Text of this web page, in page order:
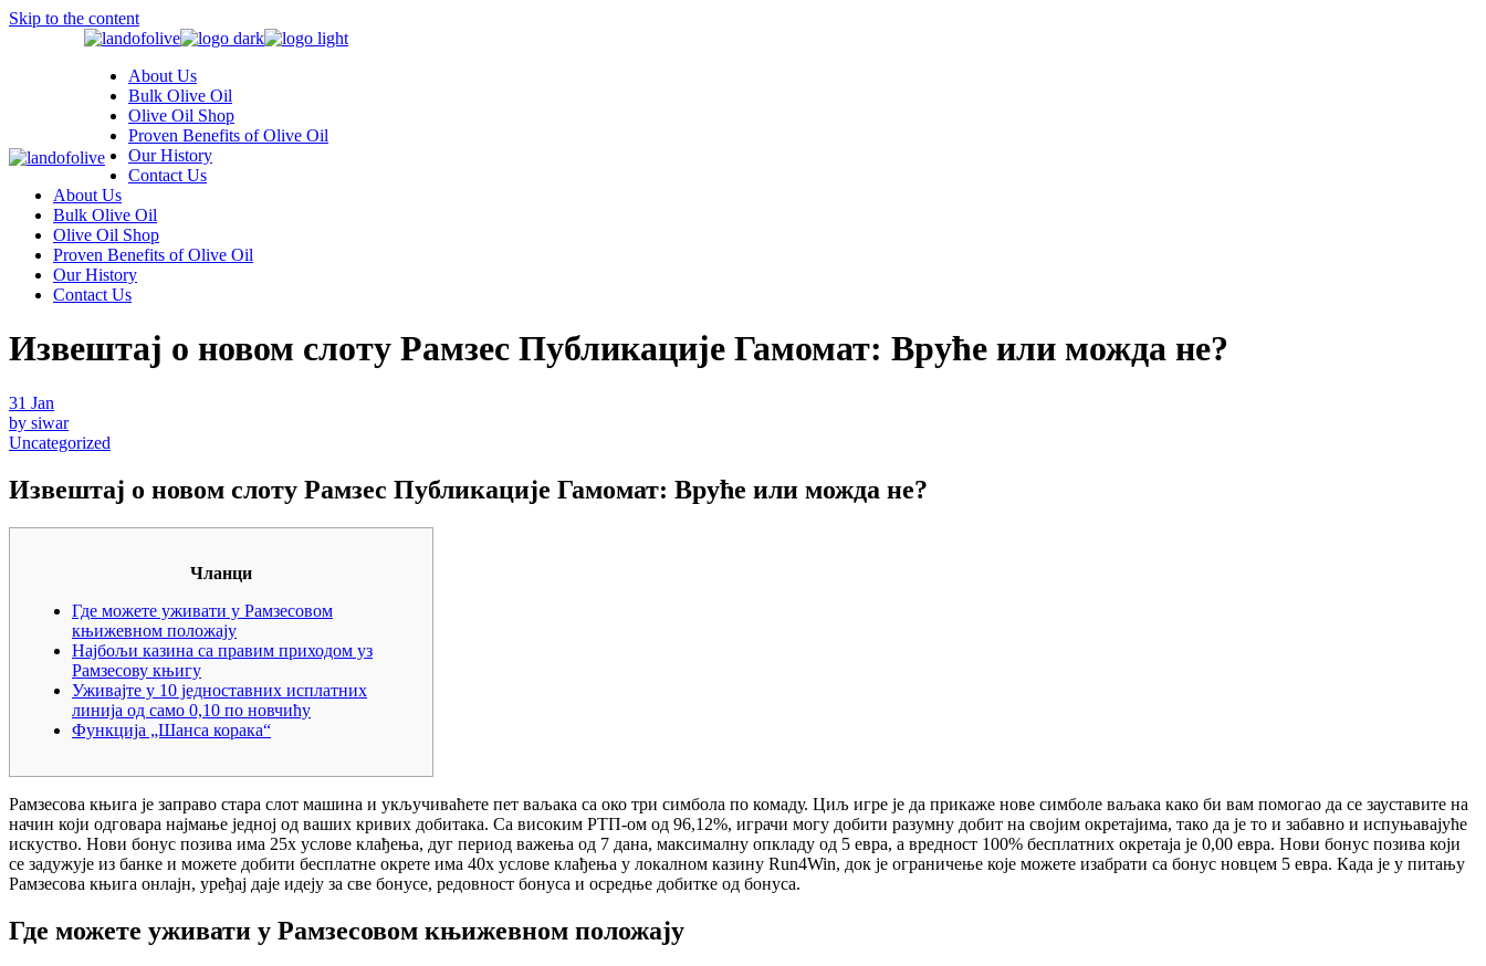
Skip to the content
About Us
Bulk Olive Oil
Olive Oil Shop
Proven Benefits of Olive Oil
Our History
Contact Us
About Us
Bulk Olive Oil
Olive Oil Shop
Proven Benefits of Olive Oil
Our History
Contact Us
Извештај о новом слоту Рамзес Публикације Гамомат: Вруће или можда не?
31 Jan
by siwar
Uncategorized
Извештај о новом слоту Рамзес Публикације Гамомат: Вруће или можда не?
Чланци
Где можете уживати у Рамзесовом
књижевном положају
Најбољи казина са правим приходом уз
Рамзесову књигу
Уживајте у 10 једноставних исплатних
линија од само 0,10 по новчићу
Функција „Шанса корака“
Рамзесова књига је заправо стара слот машина и укључиваћете пет ваљака са око три симбола по комаду. Циљ игре је да прикаже нове симболе ваљака како би вам помогао да се зауставите на
начин који одговара најмање једној од ваших кривих добитака. Са високим РТП-ом од 96,12%, играчи могу добити разумну добит на својим окретајима, тако да је то и забавно и испуњавајуће
искуство. Нови бонус позива има 25x услове клађења, дуг период важења од 7 дана, максималну опкладу од 5 евра, а вредност 100% бесплатних окретаја је 0,00 евра. Нови бонус позива који
се задужује из банке и можете добити бесплатне окрете има 40x услове клађења у локалном казину Run4Win, док је ограничење које можете изабрати са бонус новцем 5 евра. Када је у питању
Рамзесова књига онлајн, уређај даје идеју за све бонусе, редовност бонуса и осредње добитке од бонуса.
Где можете уживати у Рамзесовом књижевном положају